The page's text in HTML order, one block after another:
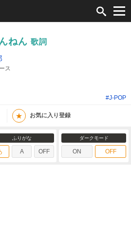
ねん 歌詞
ス
#J-POP
★ お気に入り登録
ふりがな
A OFF
ダークモード
ON OFF